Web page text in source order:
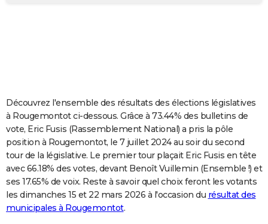
Carte de Noël
Carte Bonne année
Carte Saint-Valentin
Carte Pâques
Carte d'anniversaire
DICTIONNAIRE
Dictionnaire
Biographies
Citations
Expressions
Proverbes
PROGRAMME TV
COPAINS D'AVANT
S'inscrire
Se connecter
Lycées
Collèges
Primaires
Universités
Entreprises
Service militaire
Avis de recherche
AVIS DE DÉCÈS
FORUM
Découvrez l'ensemble des résultats des élections législatives
à Rougemontot ci-dessous. Grâce à 73.44% des bulletins de
vote, Eric Fusis (Rassemblement National) a pris la pôle
position à Rougemontot, le 7 juillet 2024 au soir du second
tour de la législative. Le premier tour plaçait Eric Fusis en tête
avec 66.18% des votes, devant Benoît Vuillemin (Ensemble !) et
ses 17.65% de voix. Reste à savoir quel choix feront les votants
les dimanches 15 et 22 mars 2026 à l'occasion du résultat des
municipales à Rougemontot.